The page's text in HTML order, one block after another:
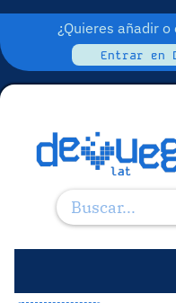
¿Quieres añadir
Entrar en